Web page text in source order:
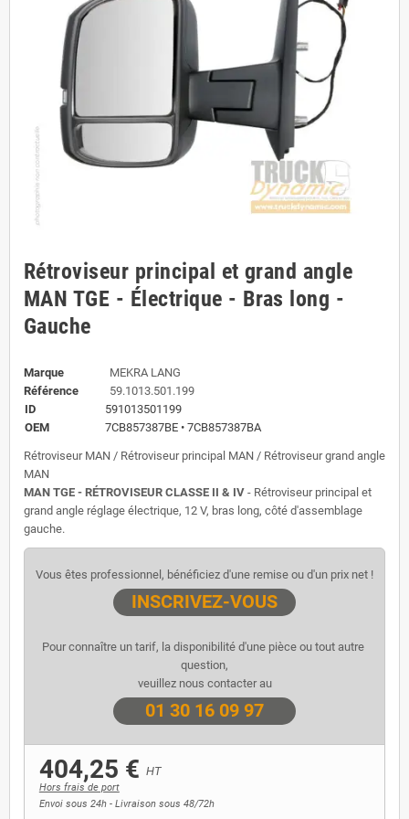
Rétroviseur principal et grand angle
MAN TGE - Électrique - Bras long -
Gauche
Marque
MEKRA LANG
Référence
59.1013.501.199
ID
591013501199
OEM
7CB857387BE • 7CB857387BA
Rétroviseur MAN / Rétroviseur principal MAN / Rétroviseur grand angle
MAN
MAN TGE - RÉTROVISEUR CLASSE II & IV - Rétroviseur principal et
grand angle réglage électrique, 12 V, bras long, côté d'assemblage
gauche.
Vous êtes professionnel, bénéficiez d'une remise ou d'un prix net !
INSCRIVEZ-VOUS
Pour connaître un tarif, la disponibilité d'une pièce ou tout autre
question,
veuillez nous contacter au
01 30 16 09 97
404,25 € HT
Hors frais de port
Envoi sous 24h - Livraison sous 48/72h